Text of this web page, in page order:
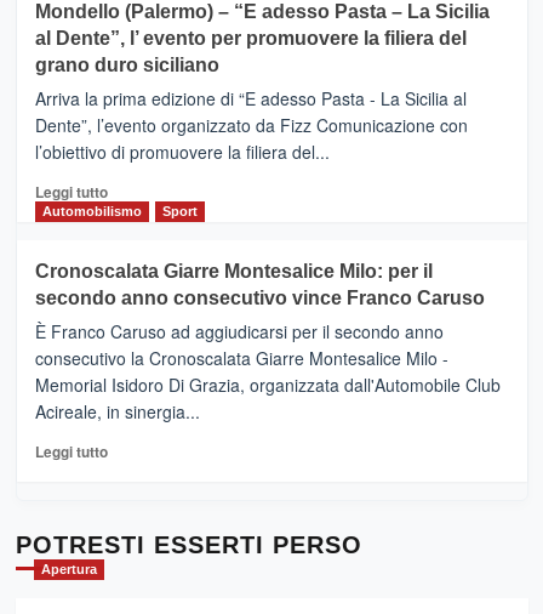
e
messaggi
di
CASTIGLIONE
DI
SICILIA
(Ct)
–
Il
Borgo
Gusto,
il
tra
sapori
vicoli
medievali
Mondello (Palermo) – “E adesso Pasta – La Sicilia
al Dente”, l’ evento per promuovere la filiera del
grano duro siciliano
Arriva la prima edizione di “E adesso Pasta - La Sicilia al
Dente”, l’evento organizzato da Fizz Comunicazione con
l’obiettivo di promuovere la filiera del...
Leggi tuttoLeggi
di
Mondello
(Palermo)
–
“E
adesso
Pasta
–
Sicilia
l’
evento
Automobilismo Sport
Cronoscalata Giarre Montesalice Milo: per il
secondo anno consecutivo vince Franco Caruso
È Franco Caruso ad aggiudicarsi per il secondo anno
consecutivo la Cronoscalata Giarre Montesalice Milo -
Memorial Isidoro Di Grazia, organizzata dall'Automobile Club
Acireale, in sinergia...
Leggi tuttoLeggi
Cronoscalata
POTRESTI ESSERTI PERSO
Apertura